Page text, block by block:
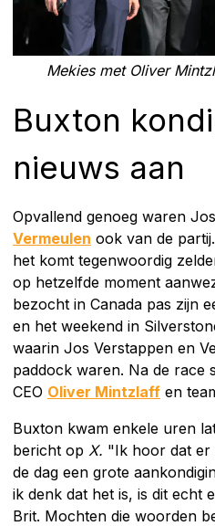
Mekies met Oliver
Buxton
nieuws aan
Opvallend genoeg waren
Vermeulen ook van de
het komt tegenwoordig
op hetzelfde moment
bezocht in Canada pas zijn
en het weekend in
waarin Jos Verstappen en
paddock waren. Na de race
CEO Oliver Mintzlaff en
Buxton kwam enkele uren
bericht op X. "Ik hoor dat er
de dag een grote
ik denk dat het is, is dit echt
Brit. Mochten die woorden